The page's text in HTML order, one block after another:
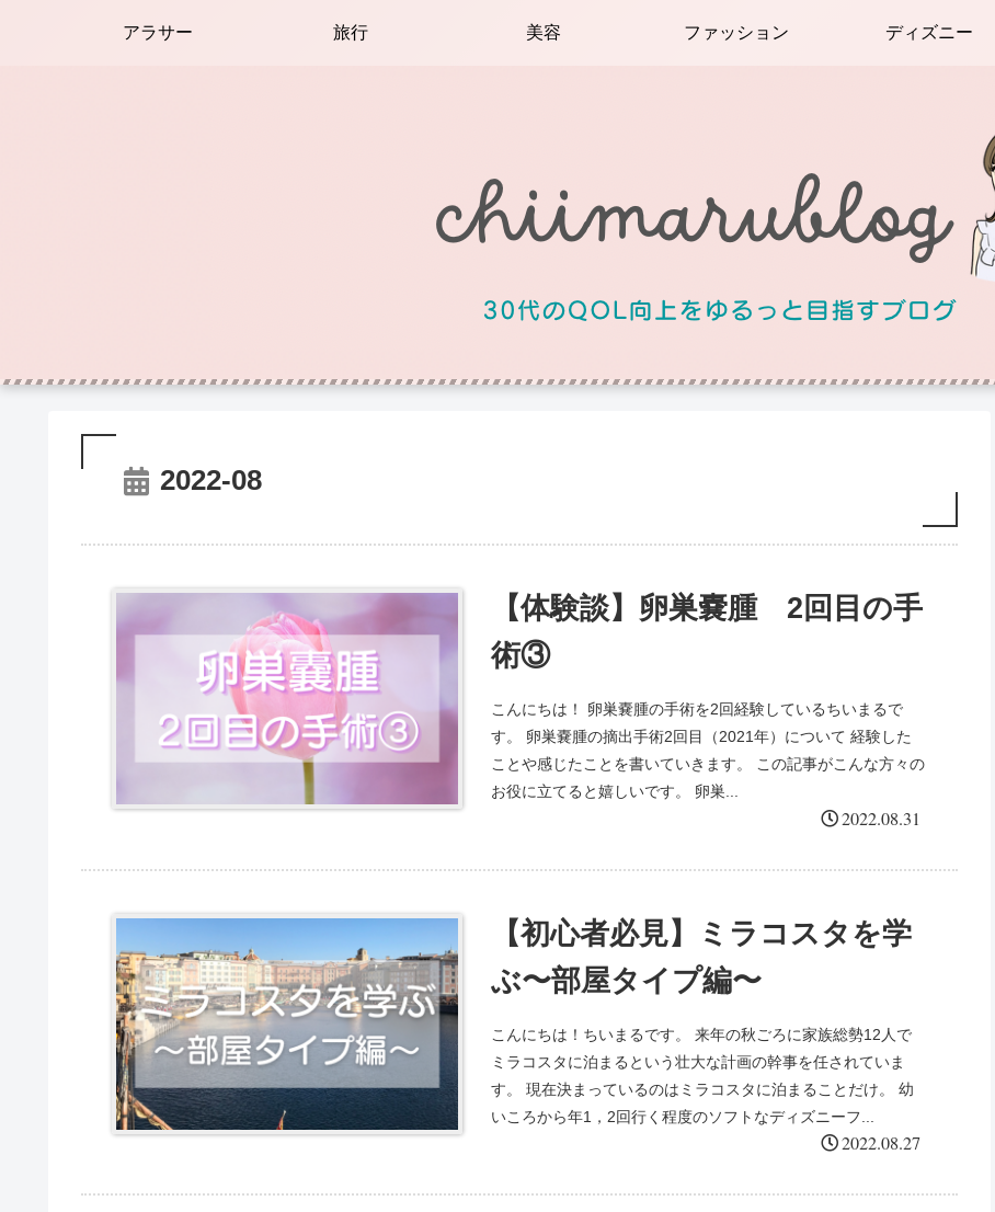
アラサー 旅行 美容 ファッション ディズニー
2022-08
【体験談】卵巣嚢腫 2回目の手
術③
こんにちは！ 卵巣嚢腫の手術を2回経験しているちいまるで
す。 卵巣嚢腫の摘出手術2回目（2021年）について 経験した
ことや感じたことを書いていきます。 この記事がこんな方々の
お役に立てると嬉しいです。 卵巣...
2022.08.31
【初心者必見】ミラコスタを学
ぶ〜部屋タイプ編〜
こんにちは！ちいまるです。 来年の秋ごろに家族総勢12人で
ミラコスタに泊まるという壮大な計画の幹事を任されていま
す。 現在決まっているのはミラコスタに泊まることだけ。 幼
いころから年1，2回行く程度のソフトなディズニーフ...
2022.08.27